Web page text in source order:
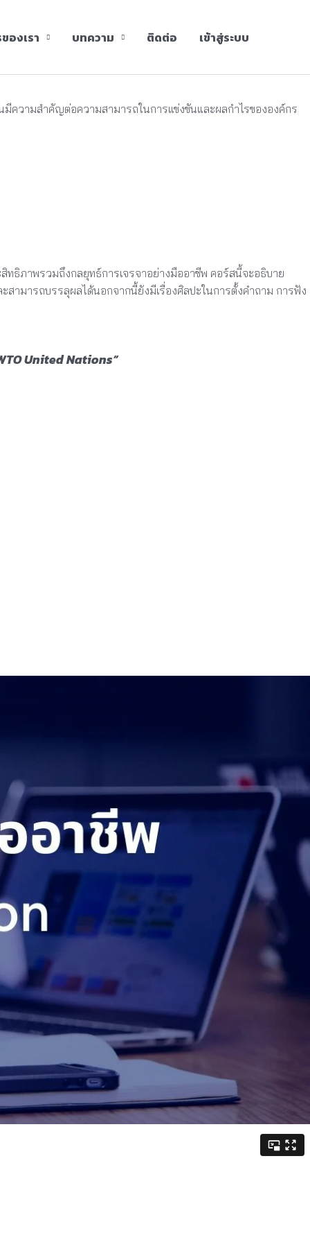
องเรา บทความ ติดต่อ เข้าสู่ระบบ
ความสำคัญต่อความสามารถในการแข่งขันและผลกำไรขององค์กร
ธิภาพรวมถึงกลยุทธ์การเจรจาอย่างมืออาชีพ คอร์สนี้จะอธิบาย
สามารถบรรลุผลได้นอกจากนี้ยังมีเรื่องศิลปะในการตั้งคำถาม การฟัง
United Nations”